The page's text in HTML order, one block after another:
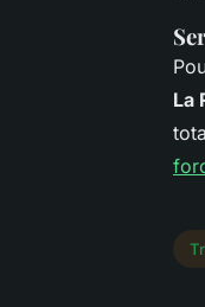
La